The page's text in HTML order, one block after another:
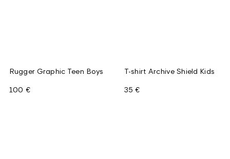
Rugger Graphic Teen Boys
100 €
T-shirt Archive Shield Kids
35 €